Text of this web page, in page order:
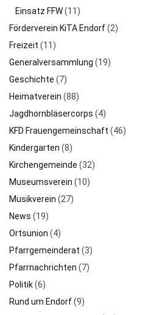
Einsatz FFW(11)
Förderverein KiTA Endorf(2)
Freizeit (11)
Generalversammlung (19)
Geschichte (7)
Heimatverein (88)
Jagdhornbläsercorps (4)
KFD Frauengemeinschaft (46)
Kindergarten (8)
Kirchengemeinde (32)
Museumsverein (10)
Musikverein (27)
News (19)
Ortsunion (4)
Pfarrgemeinderat (3)
Pfarrnachrichten (7)
Politik(6)
Rund um Endorf(9)